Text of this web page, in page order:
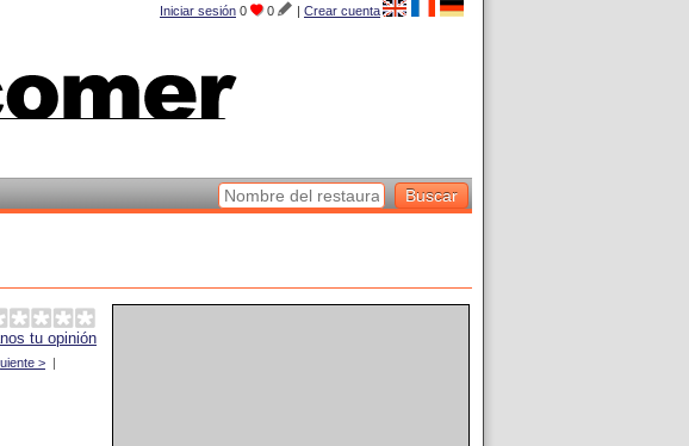
Iniciar sesión 0 0 | Crear cuenta
tu opinión
> |